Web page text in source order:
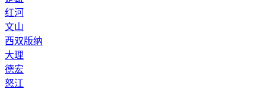
红河
文山
西双版纳
大理
德宏
怒江